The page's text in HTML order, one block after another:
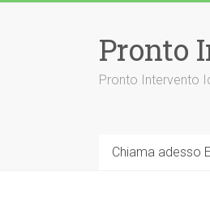
Pronto
Pronto Intervento
Chiama adesso